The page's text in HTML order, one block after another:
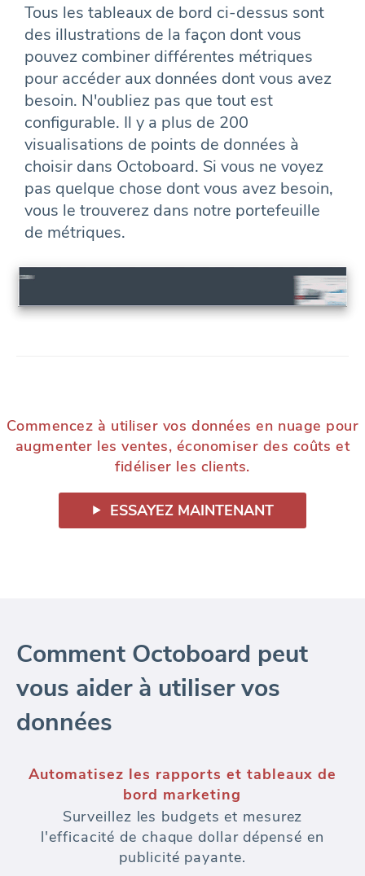
Tous les tableaux de bord ci-dessus sont
des illustrations de la façon dont vous
pouvez combiner différentes métriques
pour accéder aux données dont vous avez
besoin. N'oubliez pas que tout est
configurable. Il y a plus de 200
visualisations de points de données à
choisir dans Octoboard. Si vous ne voyez
pas quelque chose dont vous avez besoin,
vous le trouverez dans notre portefeuille
de métriques.
Commencez à utiliser vos données en nuage pour
augmenter les ventes, économiser des coûts et
fidéliser les clients.
ESSAYEZ MAINTENANT
Comment Octoboard peut
vous aider à utiliser vos
données
Analyse de classement de mots-clés SEO -
sur plusieurs emplacements, langues,
domaines. Suivez les changements de
position de mots-clés au fil du temps.
Ajoutez la surveillance de la concurrence à